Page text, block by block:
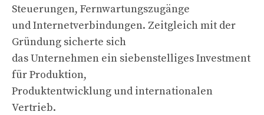
Steuerungen, Fernwartungszugänge
und Internetverbindungen. Zeitgleich mit der
Gründung sicherte sich
das Unternehmen ein siebenstelliges Investment
für Produktion,
Produktentwicklung und internationalen
Vertrieb.